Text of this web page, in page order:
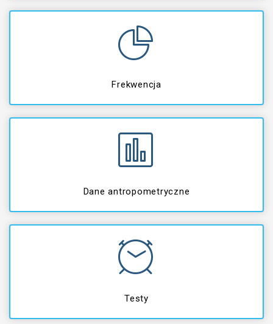
Frekwencja
Dane antropometryczne
Testy